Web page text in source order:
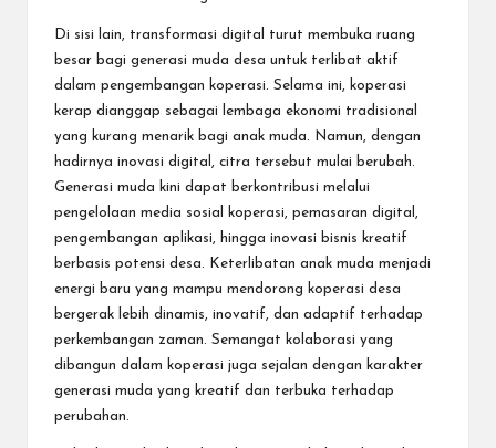
Di sisi lain, transformasi digital turut membuka ruang
besar bagi generasi muda desa untuk terlibat aktif
dalam pengembangan koperasi. Selama ini, koperasi
kerap dianggap sebagai lembaga ekonomi tradisional
yang kurang menarik bagi anak muda. Namun, dengan
hadirnya inovasi digital, citra tersebut mulai berubah.
Generasi muda kini dapat berkontribusi melalui
pengelolaan media sosial koperasi, pemasaran digital,
pengembangan aplikasi, hingga inovasi bisnis kreatif
berbasis potensi desa. Keterlibatan anak muda menjadi
energi baru yang mampu mendorong koperasi desa
bergerak lebih dinamis, inovatif, dan adaptif terhadap
perkembangan zaman. Semangat kolaborasi yang
dibangun dalam koperasi juga sejalan dengan karakter
generasi muda yang kreatif dan terbuka terhadap
perubahan.